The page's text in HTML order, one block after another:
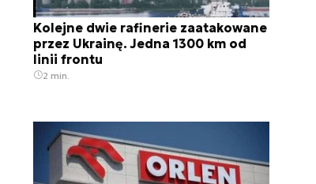
Kolejne dwie rafinerie zaatakowane
przez Ukrainę. Jedna 1300 km od
linii frontu
2 min.